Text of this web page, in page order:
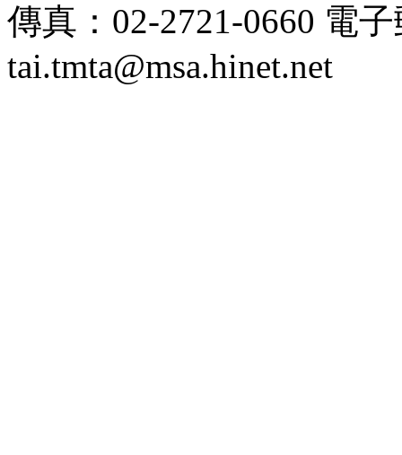
傳真：02-2721-0660 電
tai.tmta@msa.hinet.net